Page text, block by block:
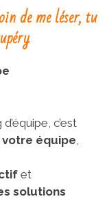
de me léser, tu
c’est
équipe
et
solutions